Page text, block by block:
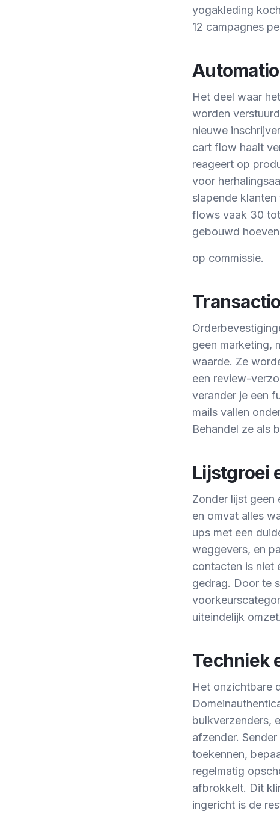
yogakleding
12 campagnes
Het deel waar
worden
nieuwe
cart flow haalt
reageert op
voor
slapende
flows vaak 30
gebouwd
op commissie.
geen marketing,
waarde. Ze
een review-
verander je een
mails vallen
Behandel ze als
Lijstgroei
Zonder lijst geen
en omvat alles
ups met een
weggevers, en
contacten is niet
gedrag. Door te
uiteindelijk
Techniek
Het onzichtbare
bulkverzenders,
afzender.
toekennen,
regelmatig
afbrokkelt. Dit
ingericht is de